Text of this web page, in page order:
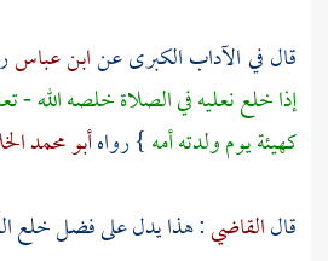
قال في الآداب الكبرى عنابن عباس
إذا خلع نعليه في الصلاة خلصه الله -
كهيئة يوم ولدته أمه} رواهأبو محمد
قالالقاضي: هذا يدل على فضل خلع